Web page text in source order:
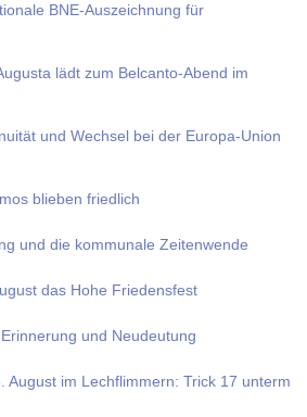
BNE-Auszeichnung für
lädt zum Belcanto-Abend im
und Wechsel bei der Europa-Union
blieben friedlich
und die kommunale Zeitenwende
das Hohe Friedensfest
und Neudeutung
August im Lech­flim­mern: Trick 17 unterm